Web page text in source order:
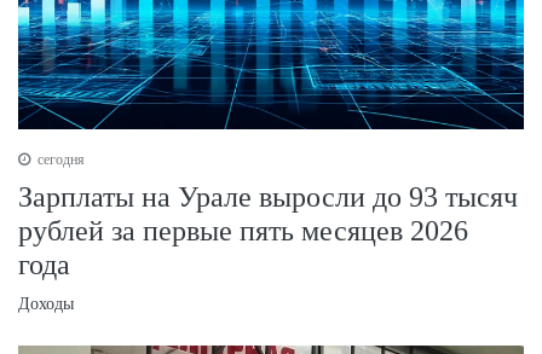
сегодня
Зарплаты на Урале выросли до 93 тысяч
рублей за первые пять месяцев 2026
года
Доходы